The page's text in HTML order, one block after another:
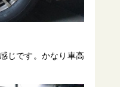
じです。かなり車高